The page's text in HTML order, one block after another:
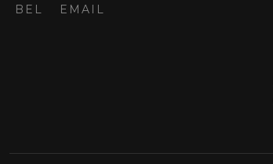
BEL EMAIL